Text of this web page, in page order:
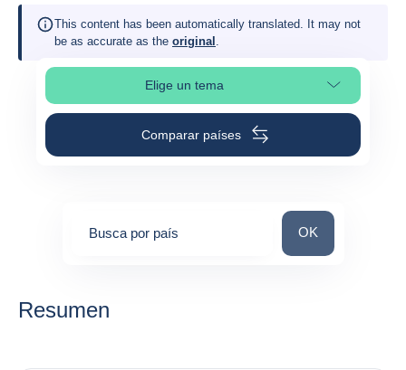
This content has been automatically translated. It may not
be as accurate as the original .
Elige un temaSelleciona la sección de la página
Comparar países
Busca por país Busca por país
OK
Resumen